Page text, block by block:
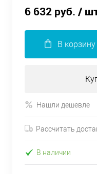
6 632 руб. /
В корзину
Нашли дешевле
Рассчитать
В наличии